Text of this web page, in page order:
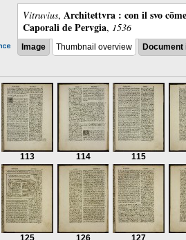
Vitruvius, Architettvra : con il svo
Caporali de Pervgia, 1536
Image Thumbnail overview
113 114 115
125 126 127